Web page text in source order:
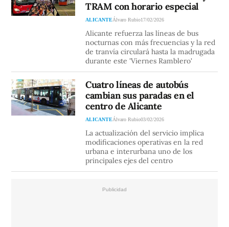
TRAM con horario especial
ALICANTEÁlvaro Rubio17/02/2026
Alicante refuerza las líneas de bus
nocturnas con más frecuencias y la red
de tranvía circulará hasta la madrugada
durante este 'Viernes Ramblero'
Cuatro líneas de autobús
cambian sus paradas en el
centro de Alicante
ALICANTEÁlvaro Rubio03/02/2026
La actualización del servicio implica
modificaciones operativas en la red
urbana e interurbana uno de los
principales ejes del centro